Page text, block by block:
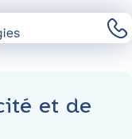
et de